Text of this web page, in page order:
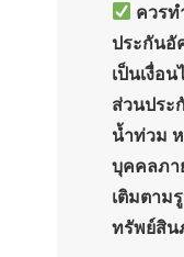
ควรท
ประกันอั
เป็นเงื่อ
ส่วนประ
น้ำท่วม
บุคคลภา
เติมตาม
ทรัพย์สิน